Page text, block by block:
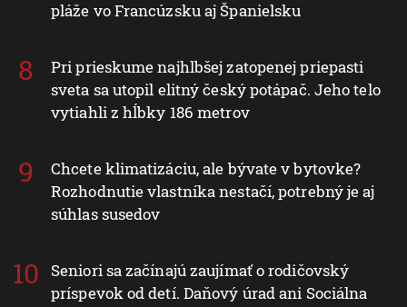
pláže vo Francúzsku aj Španielsku
Pri prieskume najhlbšej zatopenej priepasti
sveta sa utopil elitný český potápač. Jeho telo
vytiahli z hĺbky 186 metrov
Chcete klimatizáciu, ale bývate v bytovke?
Rozhodnutie vlastníka nestačí, potrebný je aj
súhlas susedov
Seniori sa začínajú zaujímať o rodičovský
príspevok od detí. Daňový úrad ani Sociálna